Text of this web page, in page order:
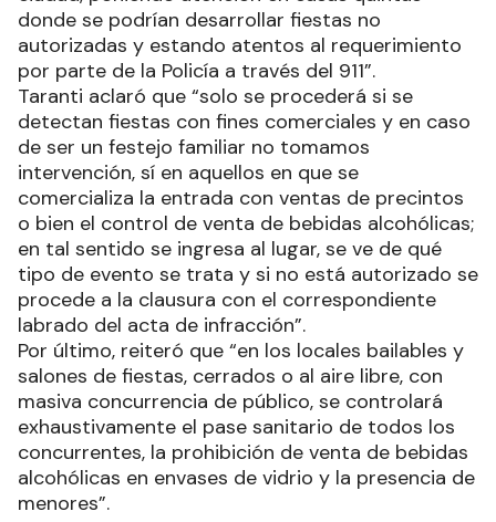
donde se podrían desarrollar fiestas no
autorizadas y estando atentos al requerimiento
por parte de la Policía a través del 911”.
Taranti aclaró que “solo se procederá si se
detectan fiestas con fines comerciales y en caso
de ser un festejo familiar no tomamos
intervención, sí en aquellos en que se
comercializa la entrada con ventas de precintos
o bien el control de venta de bebidas alcohólicas;
en tal sentido se ingresa al lugar, se ve de qué
tipo de evento se trata y si no está autorizado se
procede a la clausura con el correspondiente
labrado del acta de infracción”.
Por último, reiteró que “en los locales bailables y
salones de fiestas, cerrados o al aire libre, con
masiva concurrencia de público, se controlará
exhaustivamente el pase sanitario de todos los
concurrentes, la prohibición de venta de bebidas
alcohólicas en envases de vidrio y la presencia de
menores”.